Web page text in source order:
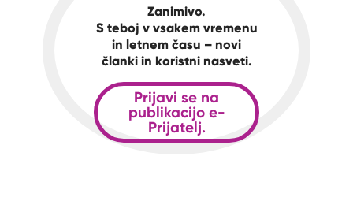
Zanimivo.
S teboj v vsakem vremenu
in letnem času – novi
članki in koristni nasveti.
Prijavi se na
publikacijo e-
Prijatelj.